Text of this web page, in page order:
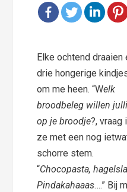
Elke ochtend draaien
drie hongerige
om me heen. “Welk
broodbeleg willen
op je broodje?, vraag
ze met een nog
schorre stem.
“Chocopasta,
Pindakahaaas….” Bij